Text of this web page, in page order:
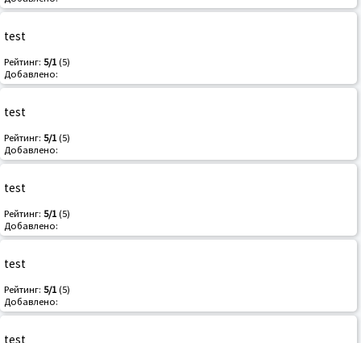
test
Рейтинг: 5/1 (5)
Добавлено:
test
Рейтинг: 5/1 (5)
Добавлено:
test
Рейтинг: 5/1 (5)
Добавлено:
test
Рейтинг: 5/1 (5)
Добавлено:
test